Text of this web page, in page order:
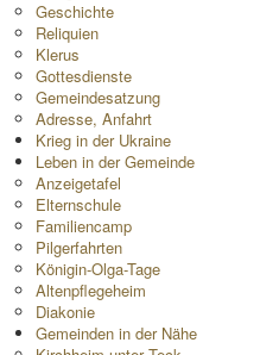
Geschichte
Reliquien
Klerus
Gottesdienste
Gemeindesatzung
Adresse, Anfahrt
Krieg in der Ukraine
Leben in der Gemeinde
Anzeigetafel
Elternschule
Familiencamp
Pilgerfahrten
Königin-Olga-Tage
Altenpflegeheim
Diakonie
Gemeinden in der Nähe